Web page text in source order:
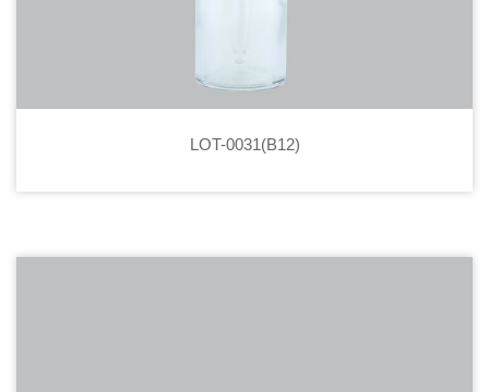
LOT-0031(B12)